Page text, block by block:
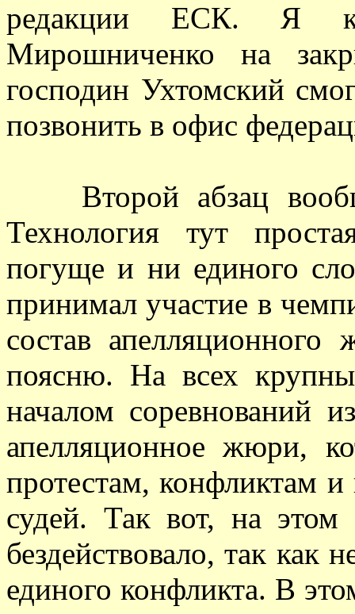
редакции ЕСК. Я
Мирошниченко на
господин Ухтомский
позвонить в офис
Второй абзац
Технология тут
погуще и ни единого
принимал участие в
состав
поясню. На всех
началом соревнований
апелляционное жюри,
протестам, конфликтам
судей. Так вот, на
бездействовало, так как
единого конфликта. В